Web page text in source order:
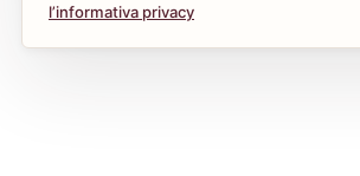
l’informativa privacy